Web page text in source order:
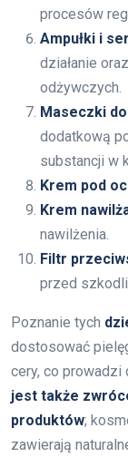
procesów
Ampułki i
działanie
odżywczych.
Maseczki
dodatkową
substancji w
Krem pod
Krem
nawilżenia.
Filtr
przed
Poznanie tych
dostosować
cery, co prowadzi
jest także
produktów;
zawierają